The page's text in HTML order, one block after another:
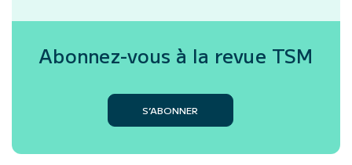
Abonnez-vous à la revue TSM
S’ABONNER